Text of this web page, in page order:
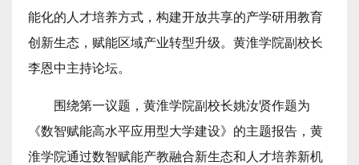
能化的人才培养方式，构建开放共享的产学研用教育
创新生态，赋能区域产业转型升级。 黄淮学院副校长
李恩中主持论坛。
围绕第一议题，黄淮学院副校长姚汝贤作题为
《数智赋能高水平应用型大学建设》的主题报告，黄
淮学院通过数智赋能产教融合新生态和人才培养新机